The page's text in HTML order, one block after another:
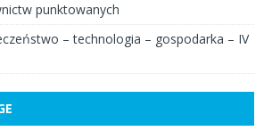
punktowanych
– technologia – gospodarka – IV